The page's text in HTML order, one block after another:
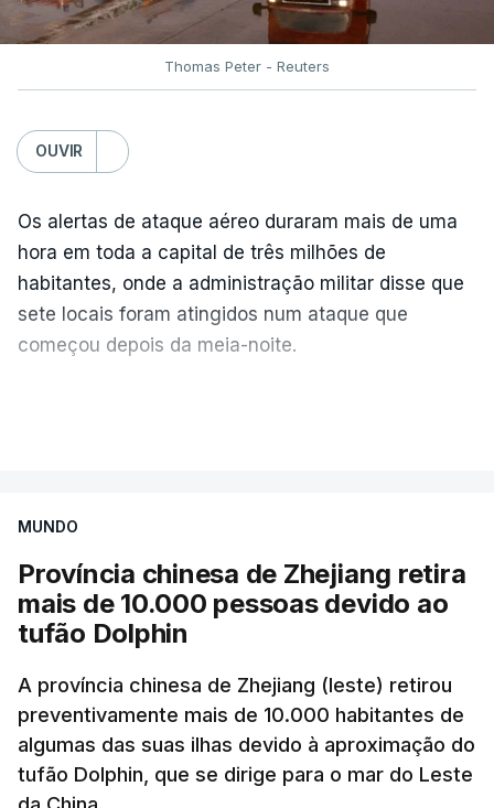
Thomas Peter - Reuters
OUVIR
Os alertas de ataque aéreo duraram mais de uma
hora em toda a capital de três milhões de
habitantes, onde a administração militar disse que
sete locais foram atingidos num ataque que
começou depois da meia-noite.
e quatro mísseis antinavio
A Força Aérea ucraniana especificou ainda que
abateu 98 destes
drones
míssil, embora Kiev tenha vindo a lamentar há
semanas uma grave escassez de munições
antimíssil balístico capazes de intercetar tais
mísseis.
MUNDO
Província chinesa de Zhejiang retira
mais de 10.000 pessoas devido ao
tufão Dolphin
A província chinesa de Zhejiang (leste) retirou
preventivamente mais de 10.000 habitantes de
algumas das suas ilhas devido à aproximação do
tufão Dolphin, que se dirige para o mar do Leste